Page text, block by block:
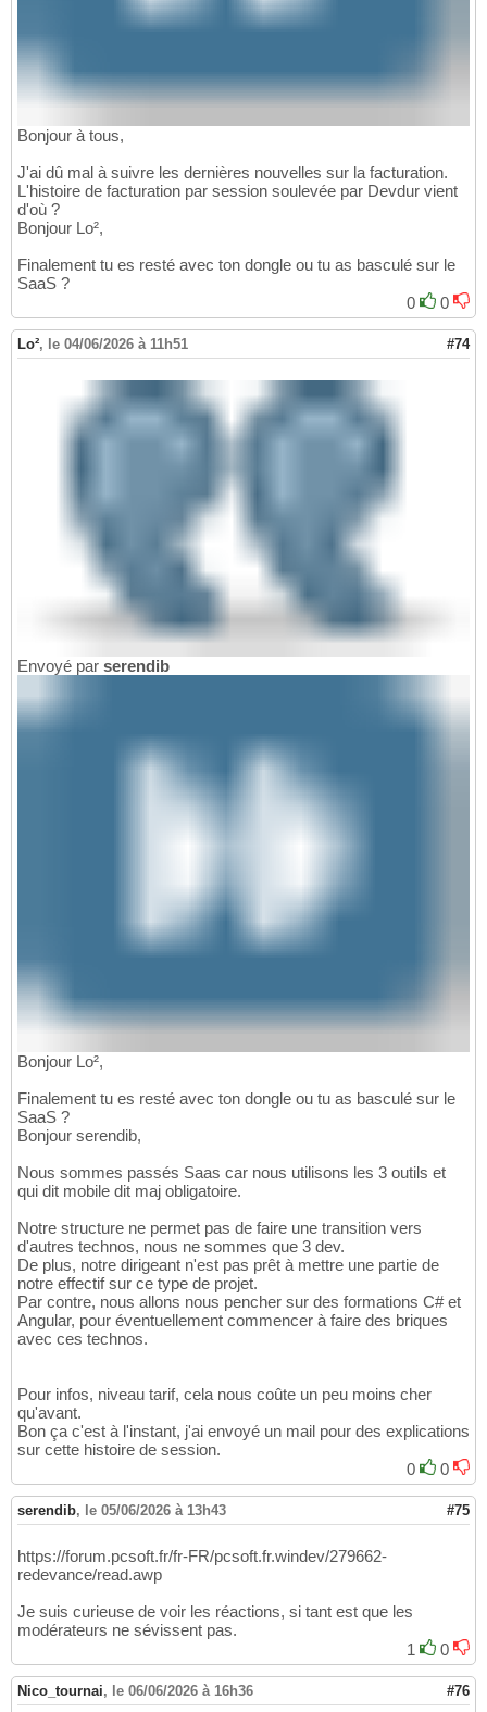
Bonjour à tous,
J'ai dû mal à suivre les dernières nouvelles sur la facturation.
L'histoire de facturation par session soulevée par Devdur vient
d'où ?
Bonjour Lo²,
Finalement tu es resté avec ton dongle ou tu as basculé sur le
SaaS ?
0
0
Lo², le 04/06/2026 à 11h51 #74
Envoyé par serendib
Bonjour Lo²,
Finalement tu es resté avec ton dongle ou tu as basculé sur le
SaaS ?
Bonjour serendib,
Nous sommes passés Saas car nous utilisons les 3 outils et
qui dit mobile dit maj obligatoire.
Notre structure ne permet pas de faire une transition vers
d'autres technos, nous ne sommes que 3 dev.
De plus, notre dirigeant n'est pas prêt à mettre une partie de
notre effectif sur ce type de projet.
Par contre, nous allons nous pencher sur des formations C# et
Angular, pour éventuellement commencer à faire des briques
avec ces technos.
Pour infos, niveau tarif, cela nous coûte un peu moins cher
qu'avant.
Bon ça c'est à l'instant, j'ai envoyé un mail pour des explications
sur cette histoire de session.
0
0
serendib, le 05/06/2026 à 13h43 #75
https://forum.pcsoft.fr/fr-FR/pcsoft.fr.windev/279662-
redevance/read.awp
Je suis curieuse de voir les réactions, si tant est que les
modérateurs ne sévissent pas.
1
0
Nico_tournai, le 06/06/2026 à 16h36 #76